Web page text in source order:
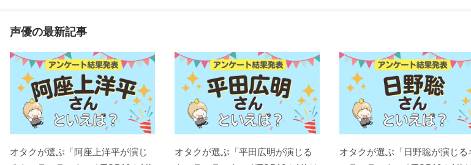
声優の最新記事
オタクが選ぶ「阿座上洋平が演じ
オタクが選ぶ「平田広明が演じる
オタクが選ぶ「日野聡が演じる